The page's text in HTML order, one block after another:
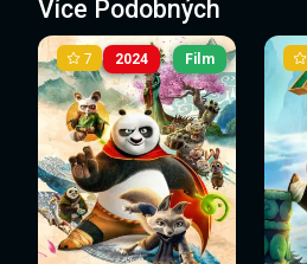
Více Podobných
2024
7 Film